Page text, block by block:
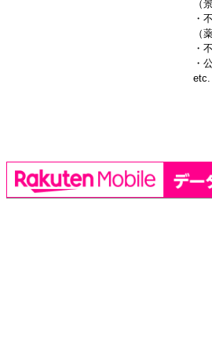
（
・
（
・
・
etc.